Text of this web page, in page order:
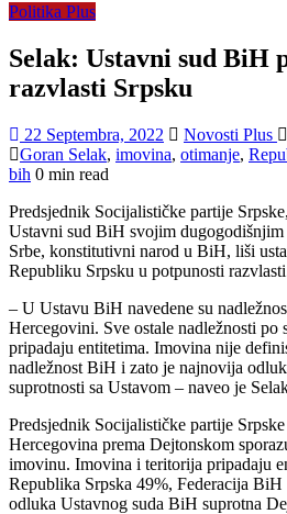
Politika Plus
Selak: Ustavni sud BiH
razvlasti Srpsku
22 Septembra, 2022 Novosti Plus
Goran Selak, imovina, otimanje,
bih 0 min read
Predsjednik Socijalističke partije
Ustavni sud BiH svojim dugogodišnjim
Srbe, konstitutivni narod u BiH, liši
Republiku Srpsku u potpunosti
– U Ustavu BiH navedene su
Hercegovini. Sve ostale nadležnosti po
pripadaju entitetima. Imovina nije
nadležnost BiH i zato je najnovija
suprotnosti sa Ustavom – naveo je
Predsjednik Socijalističke partije
Hercegovina prema Dejtonskom
imovinu. Imovina i teritorija pripadaju
Republika Srpska 49%, Federacija BiH
odluka Ustavnog suda BiH suprotna